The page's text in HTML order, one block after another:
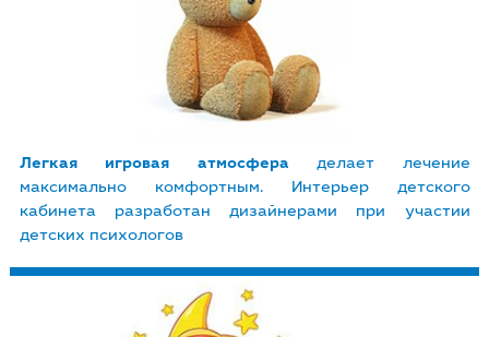
Легкая игровая атмосфера делает лечение
максимально комфортным. Интерьер детского
кабинета разработан дизайнерами при участии
детских психологов